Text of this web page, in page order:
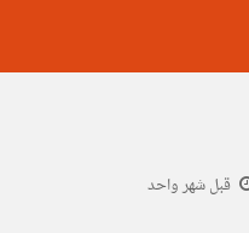
قبل شهر واحد